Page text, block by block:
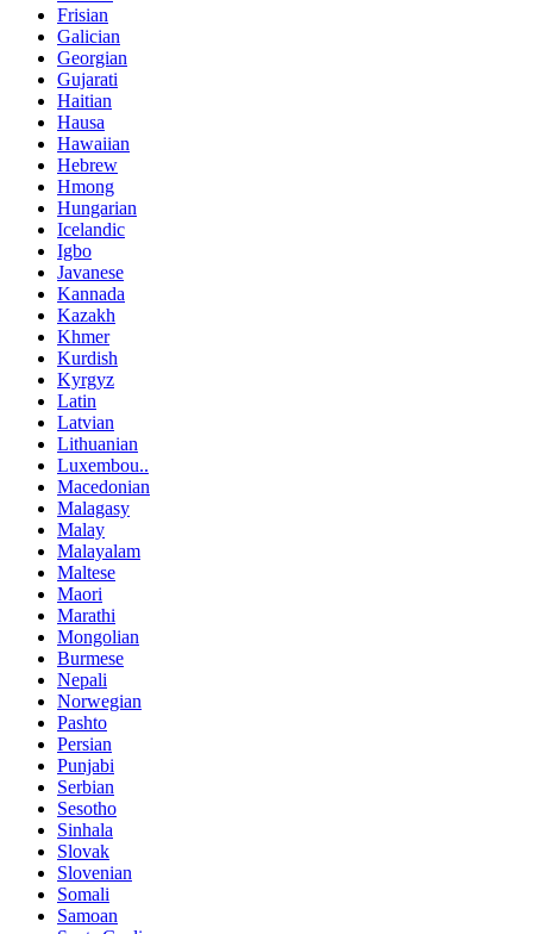
Frisian
Galician
Georgian
Gujarati
Haitian
Hausa
Hawaiian
Hebrew
Hmong
Hungarian
Icelandic
Igbo
Javanese
Kannada
Kazakh
Khmer
Kurdish
Kyrgyz
Latin
Latvian
Lithuanian
Luxembou..
Macedonian
Malagasy
Malay
Malayalam
Maltese
Maori
Marathi
Mongolian
Burmese
Nepali
Norwegian
Pashto
Persian
Punjabi
Serbian
Sesotho
Sinhala
Slovak
Slovenian
Somali
Samoan